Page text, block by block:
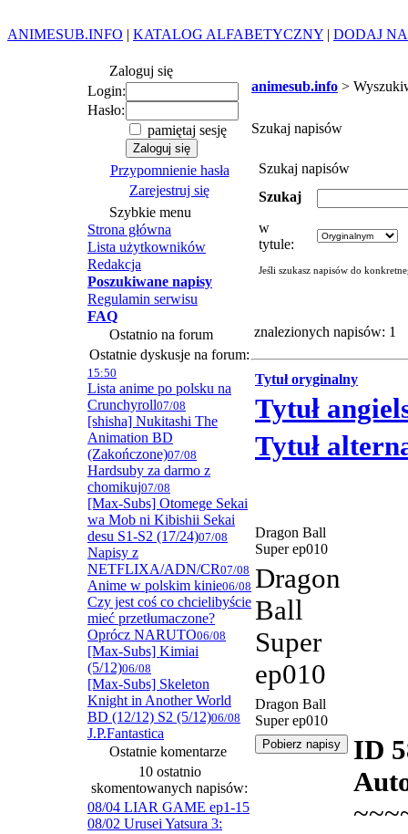
ANIMESUB.INFO | KATALOG ALFABETYCZNY | DODAJ
Zaloguj się
Login:
Hasło:
pamiętaj sesję
Przypomnienie hasła
Zarejestruj się
Szybkie menu
Strona główna
Lista użytkowników
Redakcja
Poszukiwane napisy
Regulamin serwisu
FAQ
Ostatnio na forum
Ostatnie dyskusje na forum:
15:50
Lista anime po polsku na
Crunchyroll07/08
[shisha] Nukitashi The
Animation BD
(Zakończone)07/08
Hardsuby za darmo z
chomikuj07/08
[Max-Subs] Otomege Sekai
wa Mob ni Kibishii Sekai
desu S1-S2 (17/24)07/08
Napisy z
NETFLIXA/ADN/CR07/08
Anime w polskim kinie06/08
Czy jest coś co chcielibyście
mieć przetłumaczone?
Oprócz NARUTO06/08
[Max-Subs] Kimiai
(5/12)06/08
[Max-Subs] Skeleton
Knight in Another World
BD (12/12) S2 (5/12)06/08
J.P.Fantastica
Ostatnie komentarze
10 ostatnio
skomentowanych napisów:
08/04 LIAR GAME ep1-15
08/02 Urusei Yatsura 3:
animesub.info >
Szukaj napisów
Szukaj napisów
Szukaj
w
tytule:
Jeśli szukasz napisów do
znalezionych napisów: 1
Tytuł oryginalny
Tytuł
Tytuł
Dragon Ball
Super ep010
Dragon
Ball
Super
ep010
Dragon Ball
Super ep010
ID